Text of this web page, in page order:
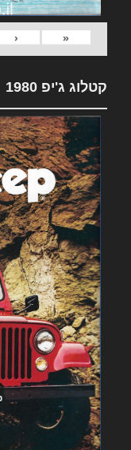
«
‹
קטלוג ג'יפ 1980